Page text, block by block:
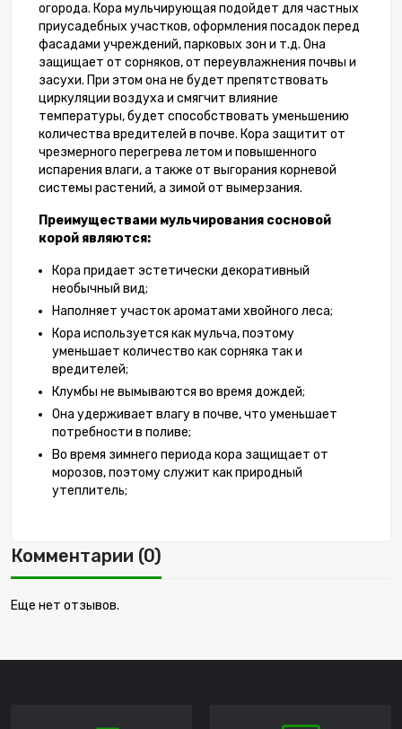
огорода. Кора мульчирующая подойдет для частных
приусадебных участков, оформления посадок перед
фасадами учреждений, парковых зон и т.д. Она
защищает от сорняков, от переувлажнения почвы и
засухи. При этом она не будет препятствовать
циркуляции воздуха и смягчит влияние
температуры, будет способствовать уменьшению
количества вредителей в почве. Кора защитит от
чрезмерного перегрева летом и повышенного
испарения влаги, а также от выгорания корневой
системы растений, а зимой от вымерзания.
Преимуществами мульчирования сосновой
корой являются:
Кора придает эстетически декоративный
необычный вид;
Наполняет участок ароматами хвойного леса;
Кора используется как мульча, поэтому
уменьшает количество как сорняка так и
вредителей;
Клумбы не вымываются во время дождей;
Она удерживает влагу в почве, что уменьшает
потребности в поливе;
Во время зимнего периода кора защищает от
морозов, поэтому служит как природный
утеплитель;
Комментарии (0)
Еще нет отзывов.